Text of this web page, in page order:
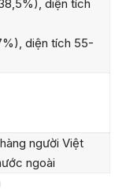
diện tích
diện tích 55-
người Việt
ngoài